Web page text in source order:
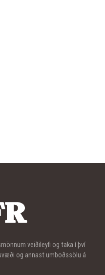
veiðileyfi og taka í því
og annast umboðssölu á